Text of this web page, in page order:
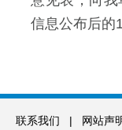
信息公布后的
联系我们 | 网站声